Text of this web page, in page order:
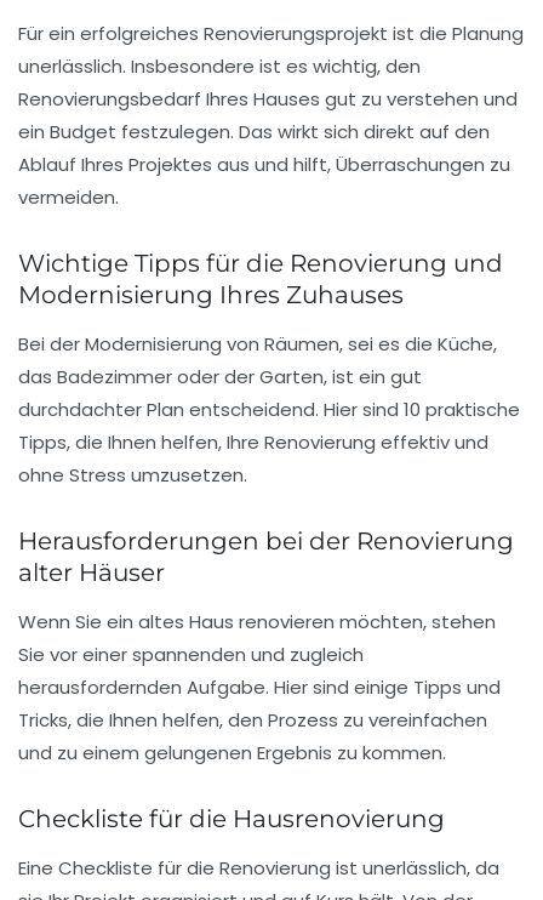
Für ein erfolgreiches Renovierungsprojekt ist die Planung
unerlässlich. Insbesondere ist es wichtig, den
Renovierungsbedarf Ihres Hauses gut zu verstehen und
ein Budget festzulegen. Das wirkt sich direkt auf den
Ablauf Ihres Projektes aus und hilft, Überraschungen zu
vermeiden.
Wichtige Tipps für die Renovierung und
Modernisierung Ihres Zuhauses
Bei derModernisierung von Räumen, sei es die Küche,
das Badezimmeroder derGarten, ist ein gut
durchdachterPlan entscheidend. Hier sind 10 praktische
Tipps, die Ihnen helfen, Ihre Renovierung effektiv und
ohne Stress umzusetzen.
Herausforderungen bei der Renovierung
alter Häuser
Wenn Sie ein altes Haus renovieren möchten, stehen
Sie vor einer spannenden und zugleich
herausfordernden Aufgabe. Hier sind einige Tipps und
Tricks, die Ihnen helfen, den Prozess zu vereinfachen
und zu einem gelungenen Ergebnis zu kommen.
Checkliste für die Hausrenovierung
Eine Checkliste für die Renovierung ist unerlässlich, da